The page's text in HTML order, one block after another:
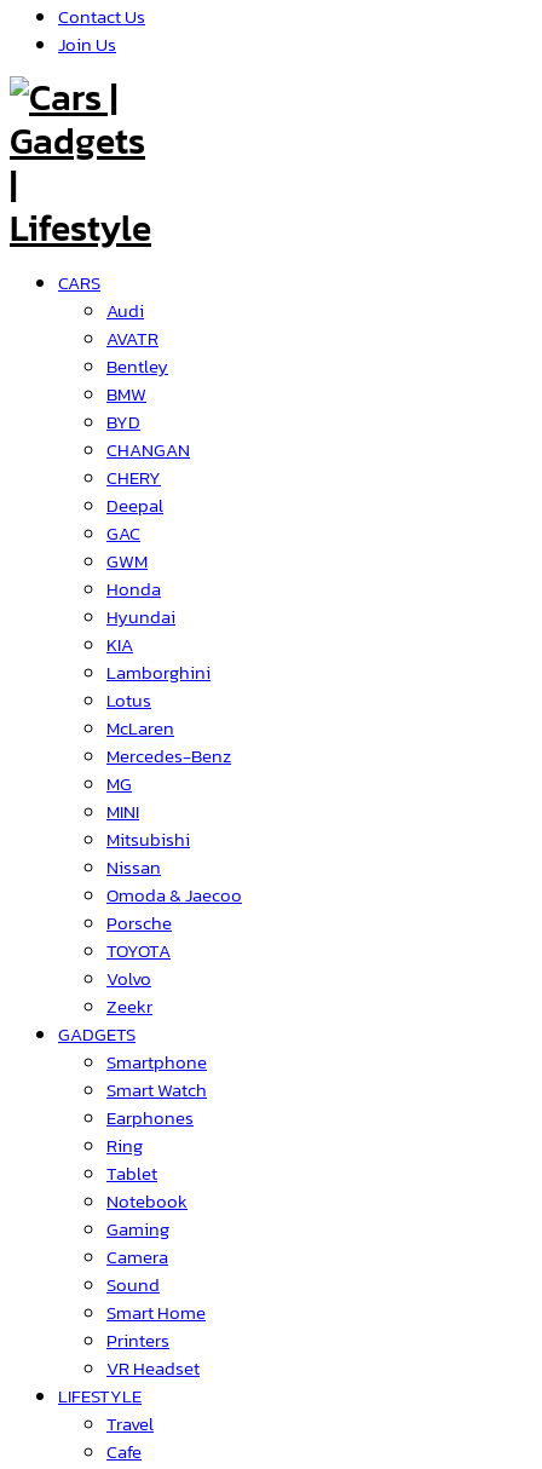
Contact Us
Join Us
CARS
Audi
AVATR
Bentley
BMW
BYD
CHANGAN
CHERY
Deepal
GAC
GWM
Honda
Hyundai
KIA
Lamborghini
Lotus
McLaren
Mercedes-Benz
MG
MINI
Mitsubishi
Nissan
Omoda & Jaecoo
Porsche
TOYOTA
Volvo
Zeekr
GADGETS
Smartphone
Smart Watch
Earphones
Ring
Tablet
Notebook
Gaming
Camera
Sound
Smart Home
Printers
VR Headset
LIFESTYLE
Travel
Cafe